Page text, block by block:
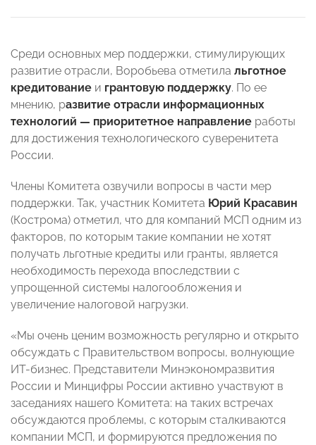
Среди основных мер поддержки, стимулирующих
развитие отрасли, Воробьева отметила льготное
кредитование и грантовую поддержку. По ее
мнению, развитие отрасли информационных
технологий — приоритетное направление работы
для достижения технологического суверенитета
России.
Члены Комитета озвучили вопросы в части мер
поддержки. Так, участник Комитета Юрий Красавин
(Кострома) отметил, что для компаний МСП одним из
факторов, по которым такие компании не хотят
получать льготные кредиты или гранты, является
необходимость перехода впоследствии с
упрощенной системы налогообложения и
увеличение налоговой нагрузки.
«Мы очень ценим возможность регулярно и открыто
обсуждать с Правительством вопросы, волнующие
ИТ-бизнес. Представители Минэкономразвития
России и Минцифры России активно участвуют в
заседаниях нашего Комитета: на таких встречах
обсуждаются проблемы, с которым сталкиваются
компании МСП, и формируются предложения по